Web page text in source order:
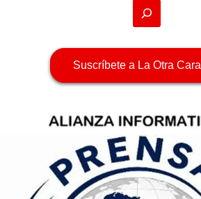
Suscríbete a La Otra Cara